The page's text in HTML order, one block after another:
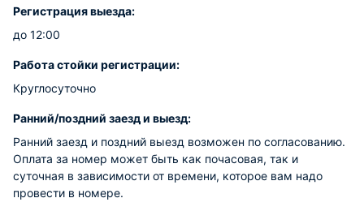
Регистрация выезда:
до 12:00
Работа стойки регистрации:
Круглосуточно
Ранний/поздний заезд и выезд:
Ранний заезд и поздний выезд возможен по согласованию.
Оплата за номер может быть как почасовая, так и
суточная в зависимости от времени, которое вам надо
провести в номере.